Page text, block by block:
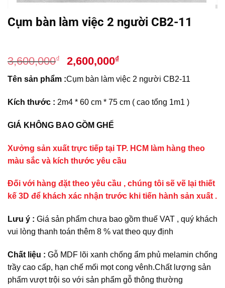
Cụm bàn làm việc 2 người CB2-11
3,600,000₫
Giá
là:
3,600,000₫.
2,600,000₫Giá
hiện
tại
2,600,000₫.
Tên sản phẩm :Cụm bàn làm việc 2 người CB2-11
Kích thước : 2m4 * 60 cm * 75 cm ( cao tổng 1m1 )
GIÁ KHÔNG BAO GỒM GHẾ
Xưởng sản xuất trực tiếp tại TP. HCM làm hàng theo
màu sắc và kích thước yêu cầu
Đối với hàng đặt theo yêu cầu , chúng tôi sẽ vẽ lại thiết
kế 3D để khách xác nhận trước khi tiến hành sản xuất .
Lưu ý : Giá sản phẩm chưa bao gồm thuế VAT , quý khách
vui lòng thanh toán thêm 8 % vat theo quy định
Chất liệu : Gỗ MDF lõi xanh chống ẩm phủ melamin chống
trầy cao cấp, hạn chế mối mọt cong vênh.Chất lượng sản
phẩm vượt trội so với sản phẩm gỗ thông thường